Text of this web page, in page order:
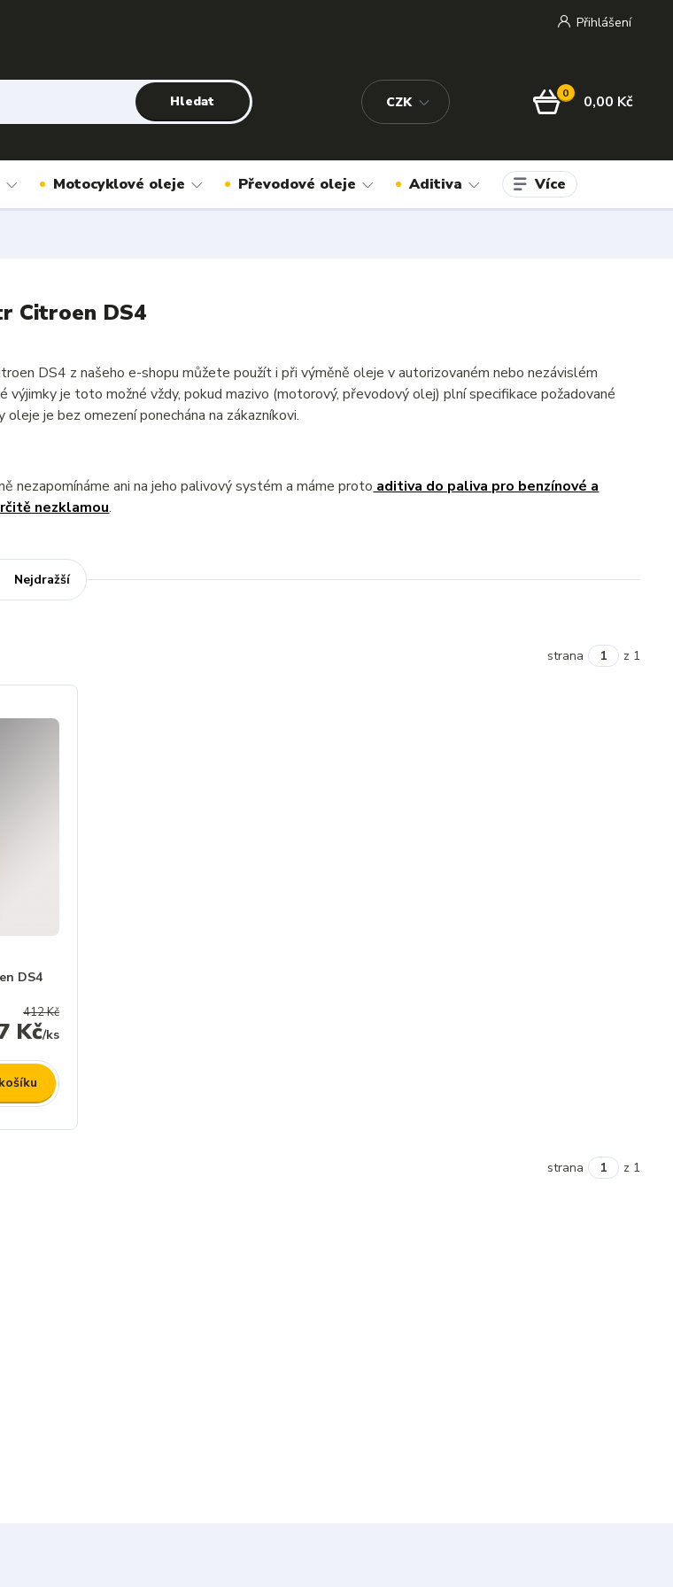
CZK
Přihlášení
Hledat 0 0,00 Kč
Motocyklové oleje Převodové oleje Aditiva Více
Citroen DS4
DS4 z našeho e-shopu můžete použít i při výměně oleje v autorizovaném nebo nezávislém
výjimky je toto možné vždy, pokud mazivo (motorový, převodový olej) plní specifikace požadované
je bez omezení ponechána na zákazníkovi.
nezapomínáme ani na jeho palivový systém a máme proto aditiva do paliva pro benzínové a
nezklamou.
Nejdražší
strana z 1
DS4
412 Kč
Kč/ks
strana z 1